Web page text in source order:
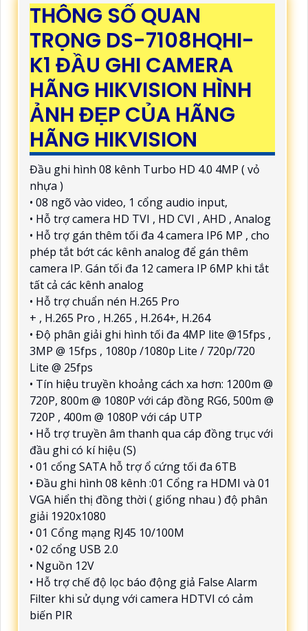
THÔNG SỐ QUAN
TRỌNG DS-7108HQHI-
K1 ĐẦU GHI CAMERA
HÃNG HIKVISION HÌNH
ẢNH ĐẸP CỦA HÃNG
HÃNG HIKVISION
Đầu ghi hình 08 kênh Turbo HD 4.0 4MP ( vỏ
nhựa )
• 08 ngõ vào video, 1 cổng audio input,
• Hỗ trợ camera HD TVI , HD CVI , AHD , Analog
• Hỗ trợ gán thêm tối đa 4 camera IP6 MP , cho
phép tắt bớt các kênh analog để gán thêm
camera IP. Gán tối đa 12 camera IP 6MP khi tắt
tất cả các kênh analog
• Hỗ trợ chuẩn nén H.265 Pro
+ , H.265 Pro , H.265 , H.264+, H.264
• Độ phân giải ghi hình tối đa 4MP lite @15fps ,
3MP @ 15fps , 1080p /1080p Lite / 720p/720
Lite @ 25fps
• Tín hiệu truyền khoảng cách xa hơn: 1200m @
720P, 800m @ 1080P với cáp đồng RG6, 500m @
720P , 400m @ 1080P với cáp UTP
• Hỗ trợ truyền âm thanh qua cáp đồng trục với
đầu ghi có kí hiệu (S)
• 01 cổng SATA hỗ trợ ổ cứng tối đa 6TB
• Đầu ghi hình 08 kênh :01 Cổng ra HDMI và 01
VGA hiển thị đồng thời ( giống nhau ) độ phân
giải 1920x1080
• 01 Cổng mạng RJ45 10/100M
• 02 cổng USB 2.0
• Nguồn 12V
• Hỗ trợ chế độ lọc báo động giả False Alarm
Filter khi sử dụng với camera HDTVI có cảm
biến PIR